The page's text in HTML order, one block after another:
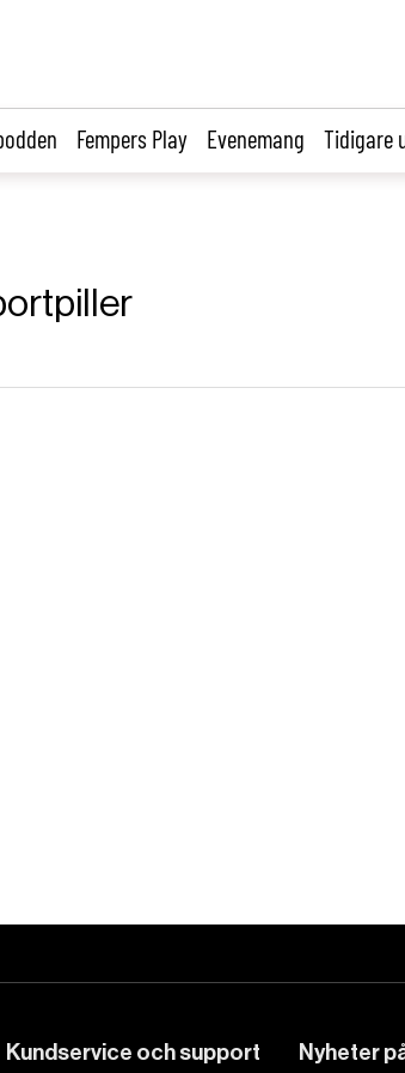
Fempers Play Evenemang Tidigare
Kundservice och support Nyheter